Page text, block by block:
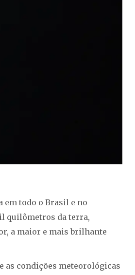
em todo o Brasil e no
quilômetros da terra,
a maior e mais brilhante
as condições meteorológicas